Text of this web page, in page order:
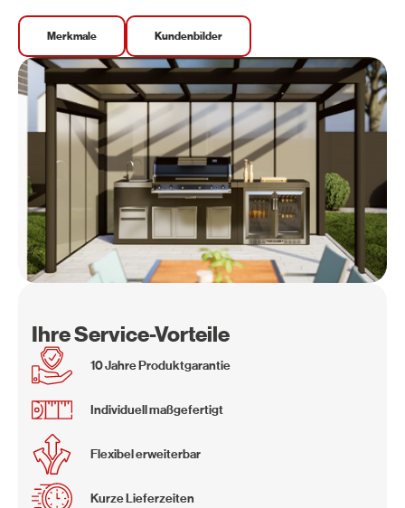
Merkmale Kundenbilder
Ihre Service-Vorteile
10 Jahre Produktgarantie
Individuell maßgefertigt
Flexibel erweiterbar
Kurze Lieferzeiten